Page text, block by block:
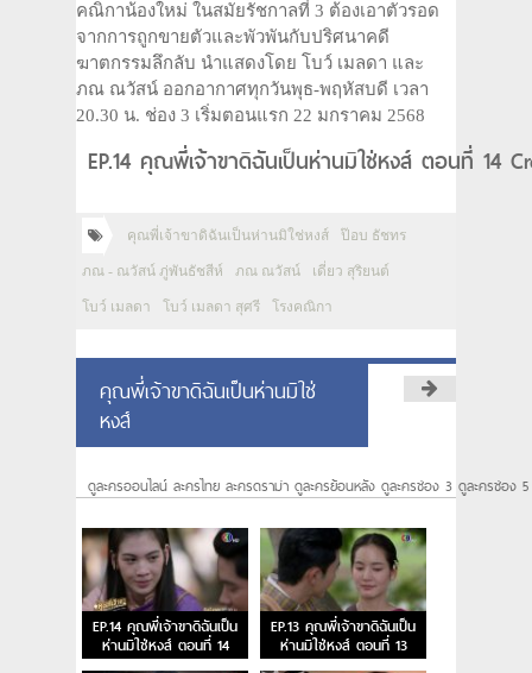
คณิกาน้องใหม่ ในสมัยรัชกาลที่ 3 ต้องเอาตัวรอด
จากการถูกขายตัวและพัวพันกับปริศนาคดี
ฆาตกรรมลึกลับ นำแสดงโดย โบว์ เมลดา และ
ภณ ณวัสน์ ออกอากาศทุกวันพุธ-พฤหัสบดี เวลา
20.30 น. ช่อง 3 เริ่มตอนแรก 22 มกราคม 2568
EP.14 คุณพี่เจ้าขาดิฉันเป็นห่านมิใช่หงส์ ตอนที่ 14
คุณพี่เจ้าขาดิฉันเป็นห่านมิใช่หงส์ ป๊อบ ธัชทร
ภณ - ณวัสน์ ภู่พันธัชสีห์ ภณ ณวัสน์ เดี่ยว สุริยนต์
โบว์ เมลดา โบว์ เมลดา สุศรี โรงคณิกา
คุณพี่เจ้าขาดิฉันเป็นห่านมิใช่
หงส์
ดูละครออนไลน์ ละครไทย ละครดราม่า ดูละครย้อนหลัง ดูละครช่อง 3 ดูละครช่อง
EP.14 คุณพี่เจ้าขาดิฉันเป็น
ห่านมิใช่หงส์ ตอนที่ 14
EP.13 คุณพี่เจ้าขาดิฉันเป็น
ห่านมิใช่หงส์ ตอนที่ 13